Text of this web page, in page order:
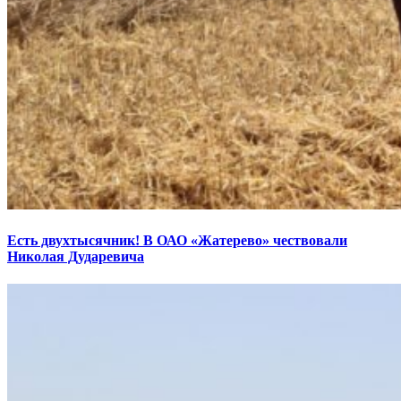
Есть двухтысячник! В ОАО «Жатерево» чествовали
Николая Дударевича